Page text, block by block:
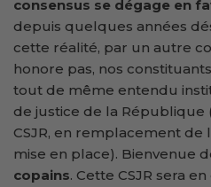
consensus se dégage en
depuis quelques années
cette réalité, par un autre
honore pas, nos
tout de même entendu
de justice de la République
CSJR, en remplacement de
mise en place). Bienvenue
copains. Cette CSJR sera